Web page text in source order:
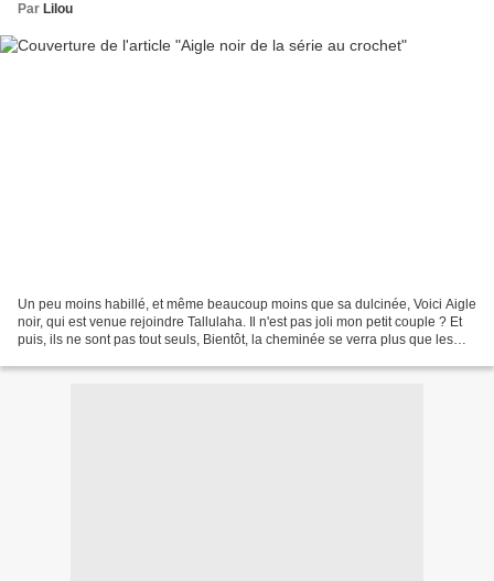
Par Lilou
Un peu moins habillé, et même beaucoup moins que sa dulcinée, Voici Aigle
noir, qui est venue rejoindre Tallulaha. Il n'est pas joli mon petit couple ? Et
puis, ils ne sont pas tout seuls, Bientôt, la cheminée se verra plus que les